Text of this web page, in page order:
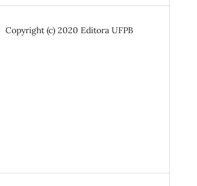
Copyright (c) 2020 Editora UFPB